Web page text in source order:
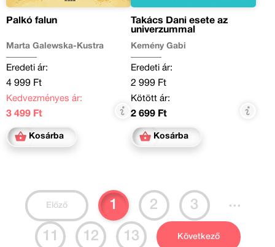
Palkó falun
Marta Galewska-Kustra
Eredeti ár:
4 999 Ft
Kedvezményes ár:
3 499 Ft
Kosárba
Takács Dani esete az
univerzummal
Kemény Gabi
Eredeti ár:
2 999 Ft
Kötött ár:
2 699 Ft
Kosárba
Előző 1 2 3 ...
11 12 13 Következő